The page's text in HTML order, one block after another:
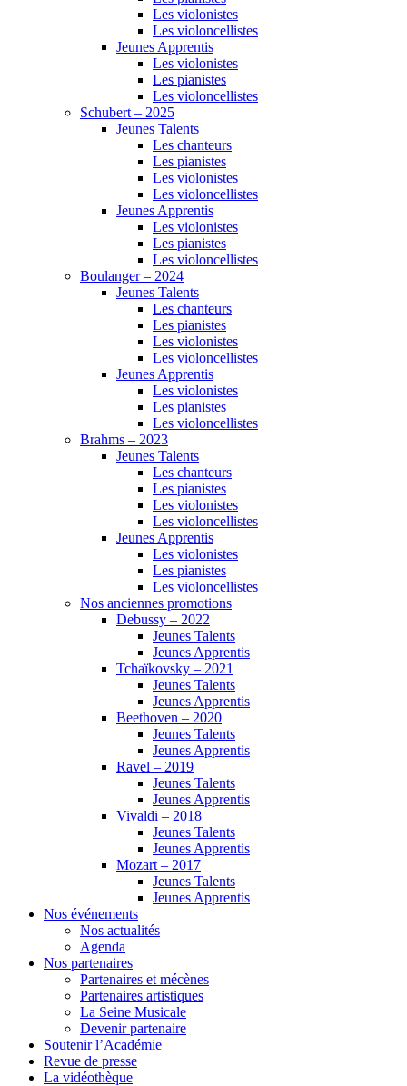
Les violonistes
Les violoncellistes
Jeunes Apprentis
Les violonistes
Les pianistes
Les violoncellistes
Schubert – 2025
Jeunes Talents
Les chanteurs
Les pianistes
Les violonistes
Les violoncellistes
Jeunes Apprentis
Les violonistes
Les pianistes
Les violoncellistes
Boulanger – 2024
Jeunes Talents
Les chanteurs
Les pianistes
Les violonistes
Les violoncellistes
Jeunes Apprentis
Les violonistes
Les pianistes
Les violoncellistes
Brahms – 2023
Jeunes Talents
Les chanteurs
Les pianistes
Les violonistes
Les violoncellistes
Jeunes Apprentis
Les violonistes
Les pianistes
Les violoncellistes
Nos anciennes promotions
Debussy – 2022
Jeunes Talents
Jeunes Apprentis
Tchaïkovsky – 2021
Jeunes Talents
Jeunes Apprentis
Beethoven – 2020
Jeunes Talents
Jeunes Apprentis
Ravel – 2019
Jeunes Talents
Jeunes Apprentis
Vivaldi – 2018
Jeunes Talents
Jeunes Apprentis
Mozart – 2017
Jeunes Talents
Jeunes Apprentis
Nos événements
Nos actualités
Agenda
Nos partenaires
Partenaires et mécènes
Partenaires artistiques
La Seine Musicale
Devenir partenaire
Soutenir l’Académie
Revue de presse
La vidéothèque